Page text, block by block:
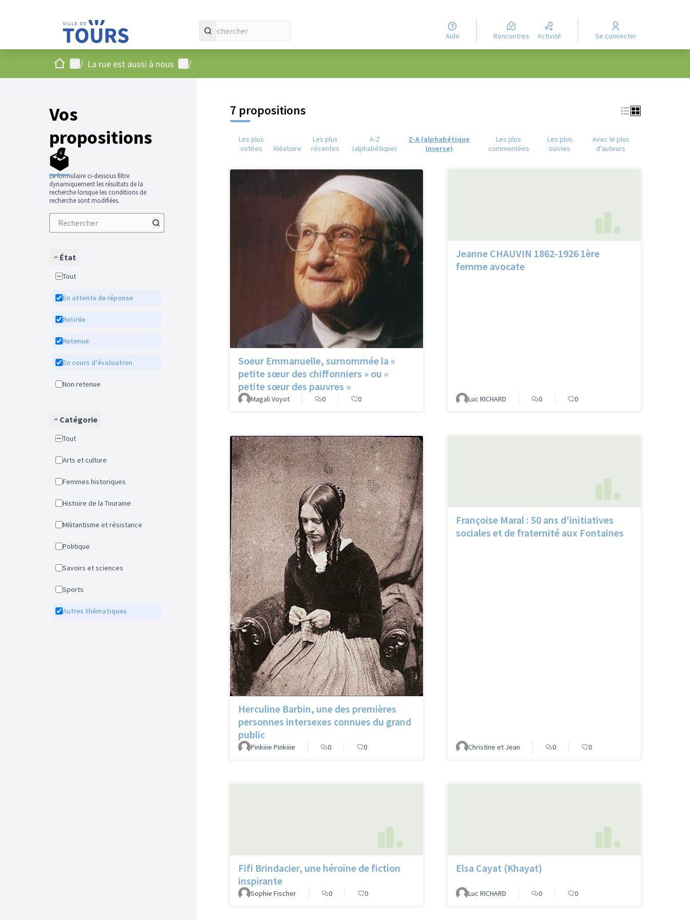
Aide Rencontres Activité Se connecter
AccueilMenu principal
/ La rue est aussi à nous Menu utilisateur
/
Vos
propositions
🗳️
Le formulaire ci-dessous filtre
dynamiquement les résultats de la
recherche lorsque les conditions de
recherche sont modifiées.
État
Tout
En attente de réponse
Retirée
Retenue
En cours d'évaluation
Non retenue
Catégorie
Tout
Arts et culture
Femmes historiques
Histoire de la Touraine
Militantisme et résistance
Politique
Savoirs et sciences
Sports
Autres thématiques
7 propositions
Les plus
votées
Aléatoire
Les plus
récentes
A-Z
(alphabétique)
Z-A (alphabétique
inverse)
Les plus
commentées
Les plus
suivies
Avec le plus
d'auteurs
Soeur Emmanuelle, surnommée la «
petite sœur des chiffonniers » ou «
petite sœur des pauvres »
Magali Voyot 0 0
Jeanne CHAUVIN 1862-1926 1ère
femme avocate
Luc RICHARD 0 0
Herculine Barbin, une des premières
personnes intersexes connues du grand
public
Pinkiiie Pinkiiie 0 0
Françoise Maral : 50 ans d'initiatives
sociales et de fraternité aux Fontaines
Christine et Jean 0 0
Fifi Brindacier, une héroïne de fiction
inspirante
Sophie Fischer 0 0
Elsa Cayat (Khayat)
Luc RICHARD 0 0